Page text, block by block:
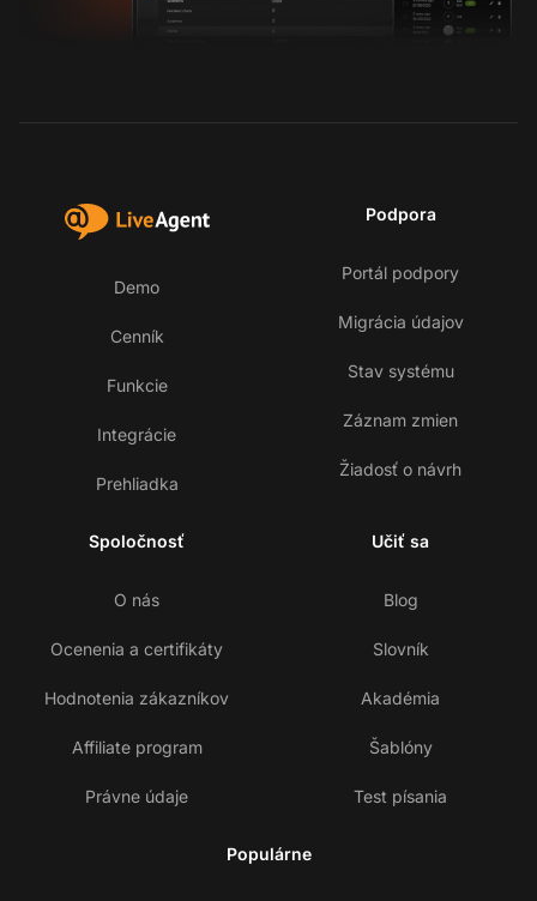
Demo
Cenník
Funkcie
Integrácie
Prehliadka
Podpora
Portál podpory
Migrácia údajov
Stav systému
Záznam zmien
Žiadosť o návrh
Spoločnosť
O nás
Ocenenia a certifikáty
Hodnotenia zákazníkov
Affiliate program
Právne údaje
Učiť sa
Blog
Slovník
Akadémia
Šablóny
Test písania
Populárne